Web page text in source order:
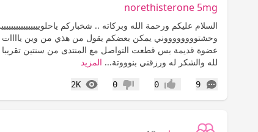
norethisterone 5mg
وحشتووووووووني يمكن بعضكم يقول من هذي من وين ياااات
عضوة قديمة بس قطعت التواصل مع المنتدى من سنتين
لله والشكر له ورزقني بنوووتة... المزيد
9
التعليقات إعجاب0 عدم إعجاب
0
2K
المشاهدات